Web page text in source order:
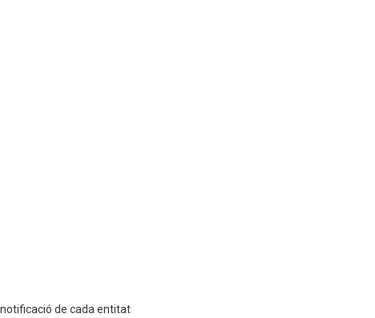
notificació de cada entitat